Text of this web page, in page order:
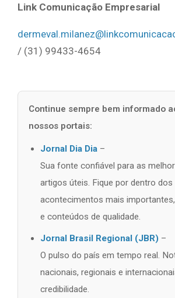
Link Comunicação Empresarial
/ (31) 99433-4654
Continue sempre bem informado
nossos portais:
Jornal Dia Dia –
Sua fonte confiável para as
artigos úteis. Fique por dentro dos
acontecimentos mais
e conteúdos de qualidade.
Jornal Brasil Regional (JBR) –
O pulso do país em tempo real.
nacionais, regionais e
credibilidade.